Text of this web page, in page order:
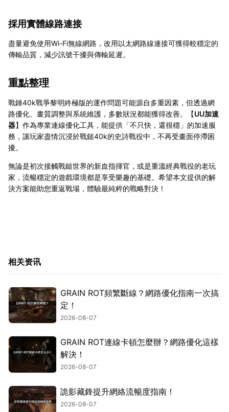
採用實體線路連接
盡量避免使用Wi-Fi無線網路，改用以太網路線連接可獲得較穩定的
傳輸品質，減少訊號干擾與傳輸延遲。
重點整理
戰錘40k戰爭黎明終極版的運作問題可能源自多重因素，但透過網
路優化、畫質調整與系統維護，多數狀況都能獲得改善。【UU加速
器】作為專業連線優化工具，能提供「不只快，還很穩」的加速服
務，讓玩家盡情沉浸於戰鎚40k的史詩戰役中，不再受畫面停滯困
擾。
無論是初次接觸戰鎚世界的新血指揮官，或是重溫經典戰役的老玩
家，流暢穩定的遊戲環境都是享受樂趣的基礎。希望本文提供的解
決方案能助您重返戰場，體驗最純粹的戰略對決！
相关资讯
GRAIN ROT頻繁斷線？網路優化指南一次搞
定！
2026-08-07
GRAIN ROT連線卡頓怎麼辦？網路優化這樣
解決！
2026-08-07
詭影藏鋒提升網絡流暢度指南！
2026-08-07